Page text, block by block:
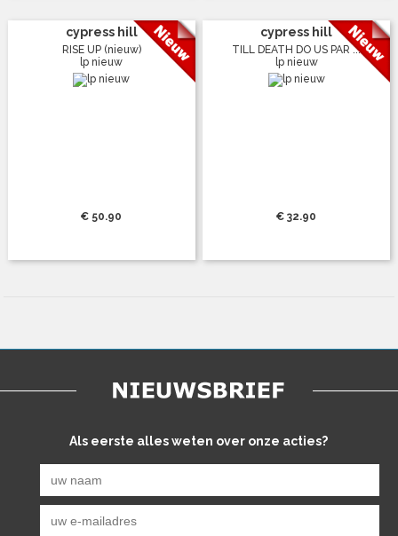
cypress hill
RISE UP (nieuw)
lp nieuw
€ 50.90
cypress hill
TILL DEATH DO US PAR ...
lp nieuw
€ 32.90
Als eerste alles weten over onze acties?